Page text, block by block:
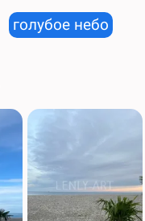
голубое небо